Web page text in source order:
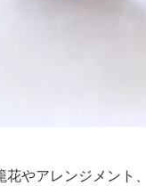
やアレンジメント